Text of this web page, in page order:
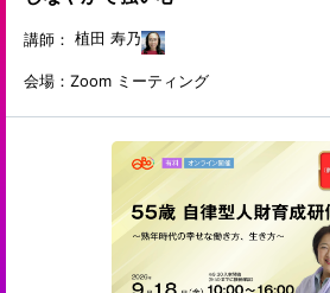
講師： 植田 寿乃
会場：Zoom ミーティング